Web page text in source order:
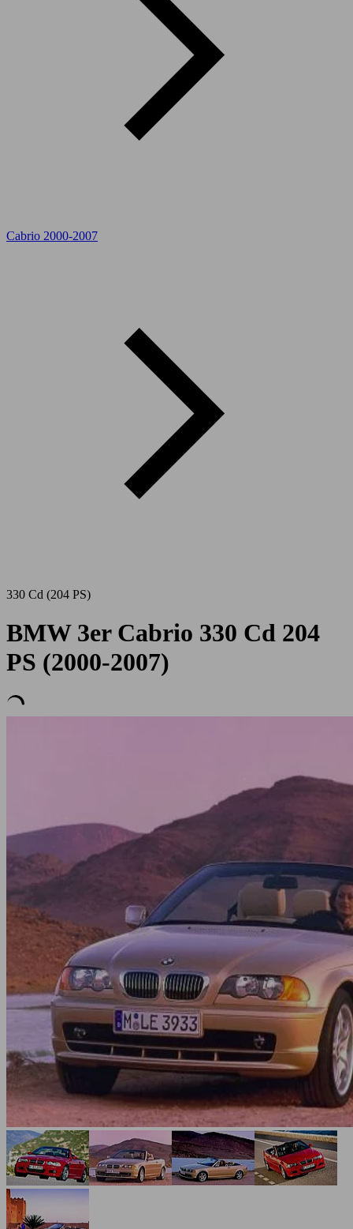
Cabrio 2000-2007
330 Cd (204 PS)
BMW 3er Cabrio 330 Cd 204
PS (2000-2007)